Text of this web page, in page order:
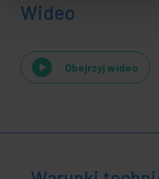
Wideo
Obejrzyj wideo